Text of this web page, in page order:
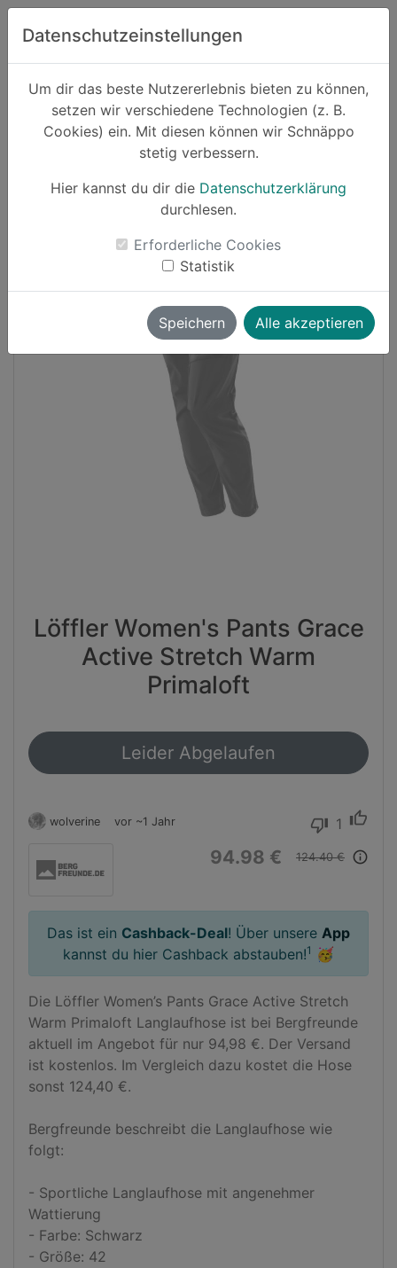
Zum Hauptinhalt springen
Datenschutzeinstellungen
Um dir das beste Nutzererlebnis bieten zu können,
setzen wir verschiedene Technologien (z. B.
Cookies) ein. Mit diesen können wir Schnäppo
stetig verbessern.
Hier kannst du dir die Datenschutzerklärung
durchlesen.
Erforderliche Cookies
Statistik
Speichern Alle akzeptieren
Suchen
Schnäppchen Sport und Freizeit
Cashback
Löffler Women's Pants Grace
Active Stretch Warm
Primaloft
Leider Abgelaufen
wolverine vor ~1 Jahr thumb_down 1 thumb_up
94.98 € 124.40 € info_outline
Das ist ein Cashback-Deal! Über unsere App
kannst du hier Cashback abstauben!1 🥳
Die Löffler Women’s Pants Grace Active Stretch
Warm Primaloft Langlaufhose ist bei Bergfreunde
aktuell im Angebot für nur 94,98 €. Der Versand
ist kostenlos. Im Vergleich dazu kostet die Hose
sonst 124,40 €.
Bergfreunde beschreibt die Langlaufhose wie
folgt:
- Sportliche Langlaufhose mit angenehmer
Wattierung
- Farbe: Schwarz
- Größe: 42